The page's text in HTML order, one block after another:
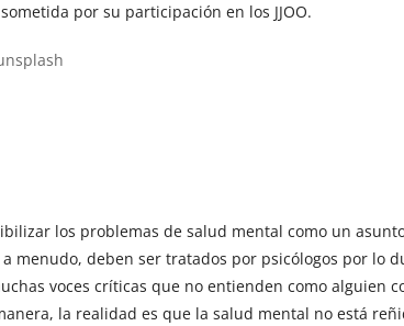
por su participación en los JJOO.
los problemas de salud mental como un
menudo, deben ser tratados por psicólogos por lo
voces críticas que no entienden como alguien
la realidad es que la salud mental no está